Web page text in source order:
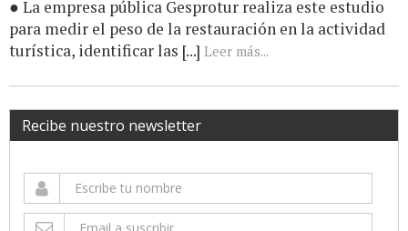
● La empresa pública Gesprotur realiza este estudio
para medir el peso de la restauración en la actividad
turística, identificar las [...] Leer más...
Recibe nuestro newsletter